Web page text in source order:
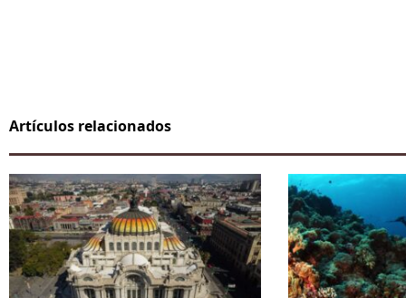
Artículos relacionados